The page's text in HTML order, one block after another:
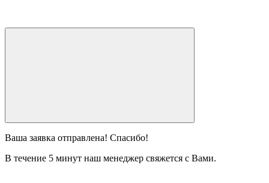
Ваша заявка отправлена! Спасибо!
В течение 5 минут наш менеджер свяжется с Вами.